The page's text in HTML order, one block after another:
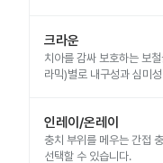
크라운
치아를 감싸 보호하는 보
라믹)별로 내구성과 심미
인레이/온레이
충치 부위를 메우는 간접
선택할 수 있습니다.